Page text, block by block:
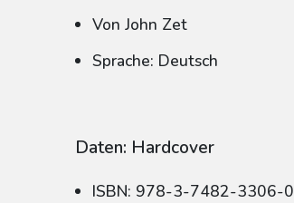
Von John Zet
Sprache: Deutsch
Daten: Hardcover
ISBN: 978-3-7482-3306-0